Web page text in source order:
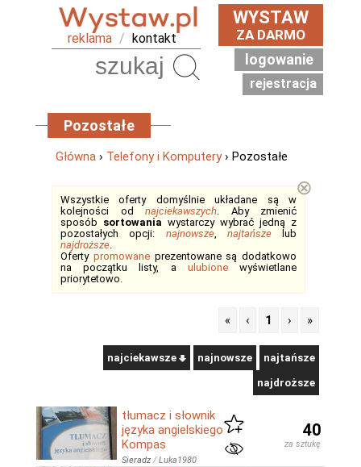
reklama / kontakt
WYSTAW
ZA DARMO
logowanie
rejestracja
Pozostałe
Główna › Telefony i Komputery› Pozostałe
Wszystkie oferty domyślnie układane są w
kolejności od najciekawszych. Aby zmienić
sposób sortowania wystarczy wybrać jedną z
pozostałych opcji: najnowsze, najtańszelub
najdroższe.
Oferty promowaneprezentowane są dodatkowo
na początku listy, a ulubionewyświetlane
priorytetowo.
⊗
« ‹ 1 › »
najciekawsze najnowsze najtańsze
najdroższe
tłumacz i słownik
języka angielskiego
Kompas
Sieradz /Luka1980
40
za sztukę